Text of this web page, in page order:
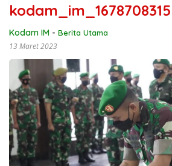
Kodam IM - Berita Utama
13 Maret 2023